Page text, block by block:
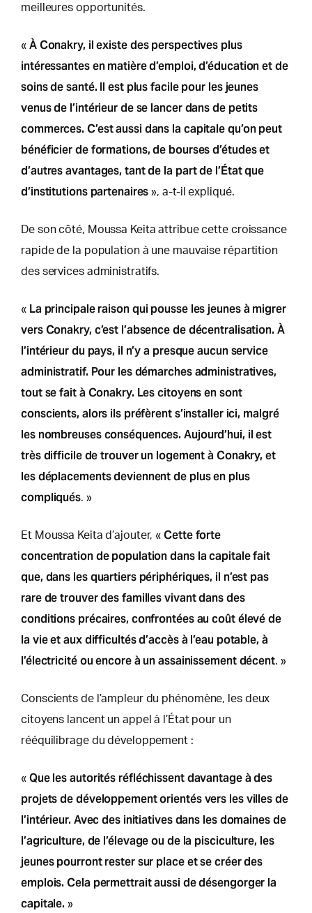
meilleures opportunités.
« À Conakry, il existe des perspectives plus
intéressantes en matière d’emploi, d’éducation et de
soins de santé. Il est plus facile pour les jeunes
venus de l’intérieur de se lancer dans de petits
commerces. C’est aussi dans la capitale qu’on peut
bénéficier de formations, de bourses d’études et
d’autres avantages, tant de la part de l’État que
d’institutions partenaires », a-t-il expliqué.
De son côté, Moussa Keita attribue cette croissance
rapide de la population à une mauvaise répartition
des services administratifs.
« La principale raison qui pousse les jeunes à migrer
vers Conakry, c’est l’absence de décentralisation. À
l’intérieur du pays, il n’y a presque aucun service
administratif. Pour les démarches administratives,
tout se fait à Conakry. Les citoyens en sont
conscients, alors ils préfèrent s’installer ici, malgré
les nombreuses conséquences. Aujourd’hui, il est
très difficile de trouver un logement à Conakry, et
les déplacements deviennent de plus en plus
compliqués. »
Et Moussa Keita d’ajouter, «Cette forte
concentration de population dans la capitale fait
que, dans les quartiers périphériques, il n’est pas
rare de trouver des familles vivant dans des
conditions précaires, confrontées au coût élevé de
la vie et aux difficultés d’accès à l’eau potable, à
l’électricité ou encore à un assainissement décent. »
Conscients de l’ampleur du phénomène, les deux
citoyens lancent un appel à l’État pour un
rééquilibrage du développement :
« Que les autorités réfléchissent davantage à des
projets de développement orientés vers les villes de
l’intérieur. Avec des initiatives dans les domaines de
l’agriculture, de l’élevage ou de la pisciculture, les
jeunes pourront rester sur place et se créer des
emplois. Cela permettrait aussi de désengorger la
capitale. »